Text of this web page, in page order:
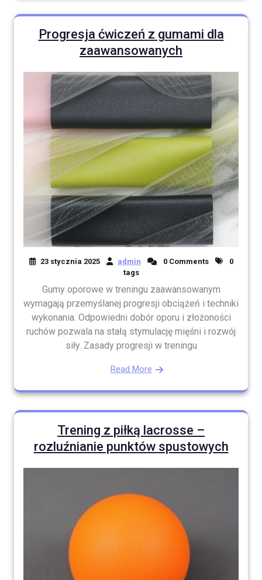
Progresja ćwiczeń z gumami dla
zaawansowanych
23 stycznia 2025 admin 0 Comments
0
tags
Gumy oporowe w treningu zaawansowanym
wymagają przemyślanej progresji obciążeń i techniki
wykonania. Odpowiedni dobór oporu i złożoności
ruchów pozwala na stałą stymulację mięśni i rozwój
siły. Zasady progresji w treningu
Read More
Trening z piłką lacrosse –
rozluźnianie punktów spustowych